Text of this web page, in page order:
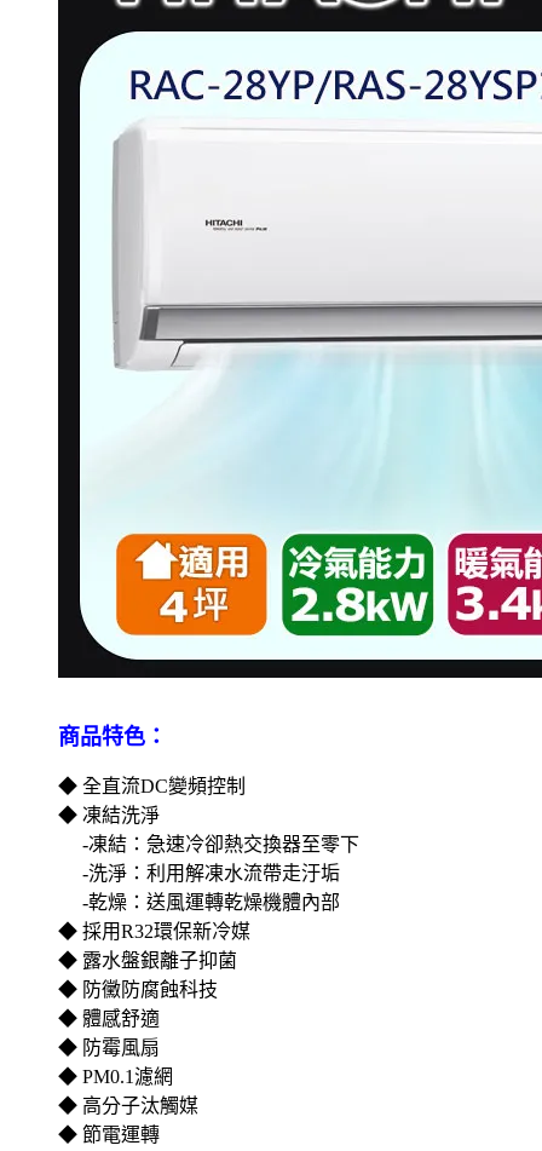
商品特色：
◆ 全直流DC變頻控制
◆ 凍結洗淨
-凍結：急速冷卻熱交換器至零下
-洗淨：利用解凍水流帶走汙垢
-乾燥：送風運轉乾燥機體內部
◆ 採用R32環保新冷媒
◆ 露水盤銀離子抑菌
◆ 防黴防腐蝕科技
◆ 體感舒適
◆ 防霉風扇
◆ PM0.1濾網
◆ 高分子汰觸媒
◆ 節電運轉